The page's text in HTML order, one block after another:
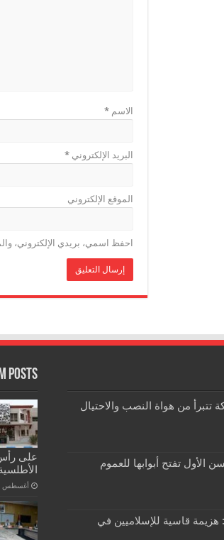
الاسم *
البريد الإلكتروني *
الموقع الإلكتروني
احفظ اسمي، بريدي الإلكتروني،
تتبرأ من هواة النصب والاحتيال
الأول تفتح أبوابها للعموم
قراءة في انتخابات 2021: هزيمة قاسية للإسلاميين في
Posts
على
أغسطس 19, 2021